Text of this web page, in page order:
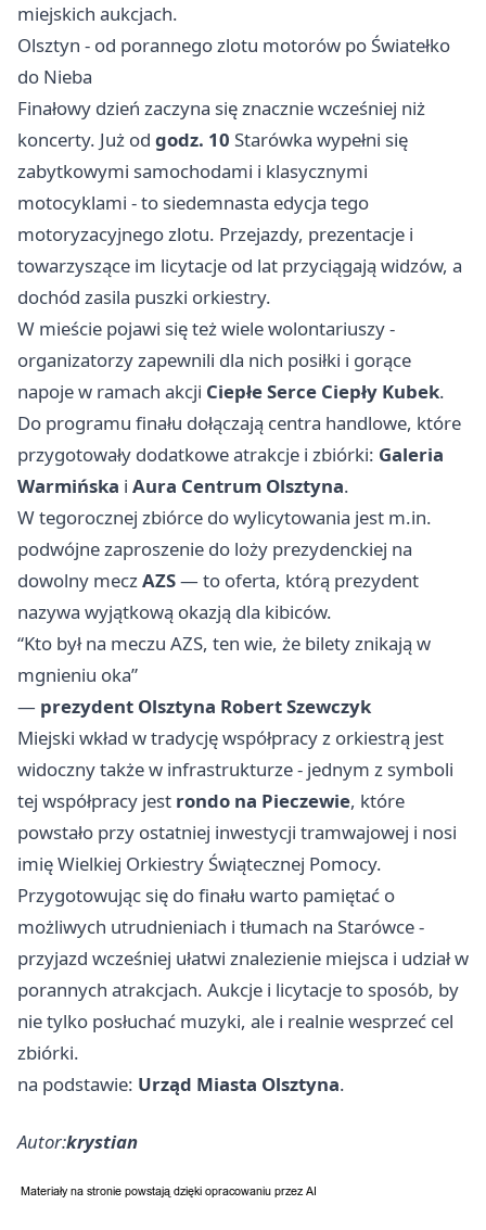
miejskich aukcjach.
Olsztyn - od porannego zlotu motorów po Światełko
do Nieba
Finałowy dzień zaczyna się znacznie wcześniej niż
koncerty. Już od godz. 10 Starówka wypełni się
zabytkowymi samochodami i klasycznymi
motocyklami - to siedemnasta edycja tego
motoryzacyjnego zlotu. Przejazdy, prezentacje i
towarzyszące im licytacje od lat przyciągają widzów, a
dochód zasila puszki orkiestry.
W mieście pojawi się też wiele wolontariuszy -
organizatorzy zapewnili dla nich posiłki i gorące
napoje w ramach akcji Ciepłe Serce Ciepły Kubek.
Do programu finału dołączają centra handlowe, które
przygotowały dodatkowe atrakcje i zbiórki: Galeria
Warmińska i Aura Centrum Olsztyna.
W tegorocznej zbiórce do wylicytowania jest m.in.
podwójne zaproszenie do loży prezydenckiej na
dowolny meczAZS— to oferta, którą prezydent
nazywa wyjątkową okazją dla kibiców.
“Kto był na meczu AZS, ten wie, że bilety znikają w
mgnieniu oka”
— prezydent Olsztyna Robert Szewczyk
Miejski wkład w tradycję współpracy z orkiestrą jest
widoczny także w infrastrukturze - jednym z symboli
tej współpracy jest rondo na Pieczewie, które
powstało przy ostatniej inwestycji tramwajowej i nosi
imię Wielkiej Orkiestry Świątecznej Pomocy.
Przygotowując się do finału warto pamiętać o
możliwych utrudnieniach i tłumach na Starówce -
przyjazd wcześniej ułatwi znalezienie miejsca i udział w
porannych atrakcjach. Aukcje i licytacje to sposób, by
nie tylko posłuchać muzyki, ale i realnie wesprzeć cel
zbiórki.
na podstawie: Urząd Miasta Olsztyna.
Autor:krystian